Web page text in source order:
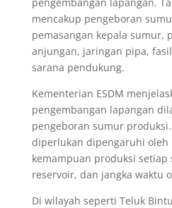
mencakup pengeboran
pemasangan kepala sumur,
anjungan, jaringan pipa,
sarana pendukung.
Kementerian ESDM
pengembangan lapangan
pengeboran sumur
diperlukan dipengaruhi oleh
kemampuan produksi setiap
reservoir, dan jangka waktu
Di wilayah seperti Teluk